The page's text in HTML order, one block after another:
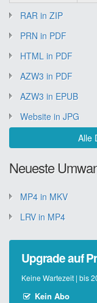
RAR in ZIP
PRN in PDF
HTML in PDF
AZW3 in PDF
AZW3 in EPUB
Website in JPG
Alle
Neueste
MP4 in MKV
LRV in MP4
Upgrade auf
Keine Wartezeit | bis
Kein Abo